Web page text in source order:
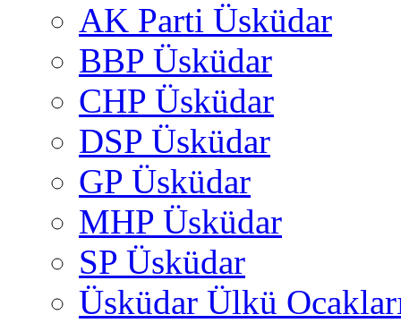
AK Parti Üsküdar
BBP Üsküdar
CHP Üsküdar
DSP Üsküdar
GP Üsküdar
MHP Üsküdar
SP Üsküdar
Üsküdar Ülkü